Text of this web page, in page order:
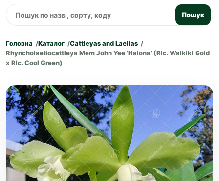
Пошук
Головна Каталог
Cattleyas and Laelias
Rhyncholaeliocattleya Mem John Yee 'Halona' (Rlc. Waikiki Gold
x Rlc. Cool Green)